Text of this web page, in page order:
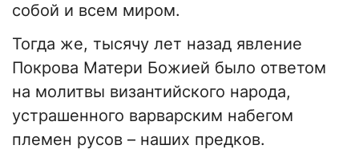
собой и всем миром.
Тогда же, тысячу лет назад явление
Покрова Матери Божией было ответом
на молитвы византийского народа,
устрашенного варварским набегом
племен русов – наших предков.